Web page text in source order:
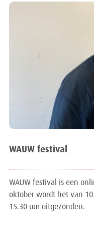
WAUW festival
WAUW festival is een
oktober wordt het van
15.30 uur uitgezonden.